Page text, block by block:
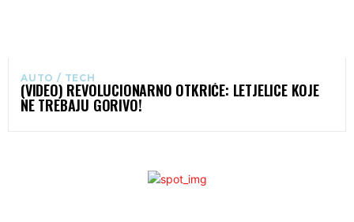
AUTO / TECH
(VIDEO) REVOLUCIONARNO OTKRIĆE: LETJELICE KOJE
NE TREBAJU GORIVO!